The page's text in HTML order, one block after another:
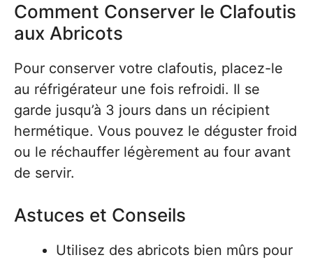
Comment Conserver le Clafoutis
aux Abricots
Pour conserver votre clafoutis, placez-le
au réfrigérateur une fois refroidi. Il se
garde jusqu’à 3 jours dans un récipient
hermétique. Vous pouvez le déguster froid
ou le réchauffer légèrement au four avant
de servir.
Astuces et Conseils
Utilisez des abricots bien mûrs pour